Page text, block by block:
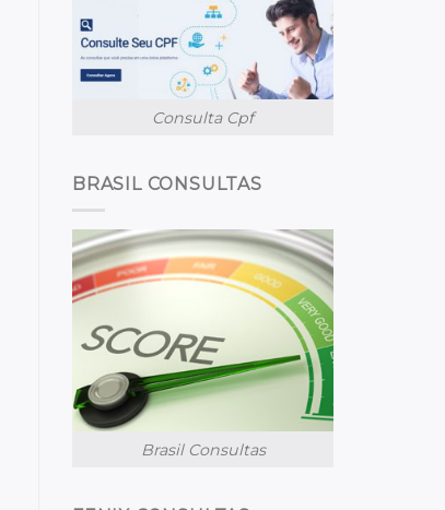
Consulta Cpf
BRASIL CONSULTAS
Brasil Consultas